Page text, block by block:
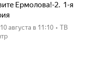
Ермолова!-2. 1-я
10 августа в 11:10 • ТВ